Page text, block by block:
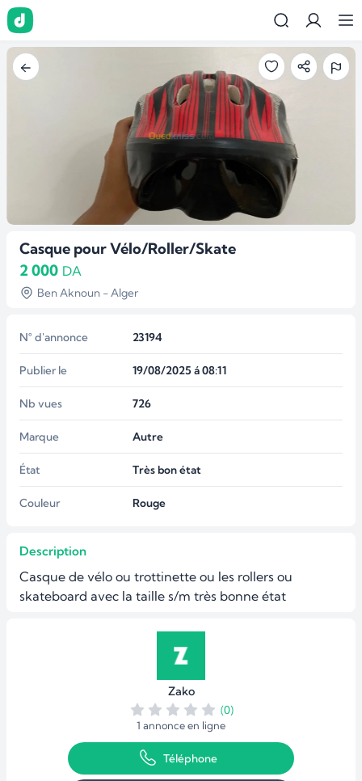
Casque pour Vélo/Roller/Skate
2 000 DA
Ben Aknoun - Alger
N° d'annonce 23194
Publier le 19/08/2025 á 08:11
Nb vues 726
Marque Autre
État Très bon état
Couleur Rouge
Description
Casque de vélo ou trottinette ou les rollers ou
skateboard avec la taille s/m très bonne état
Zako
(0)
1 annonce en ligne
Téléphone